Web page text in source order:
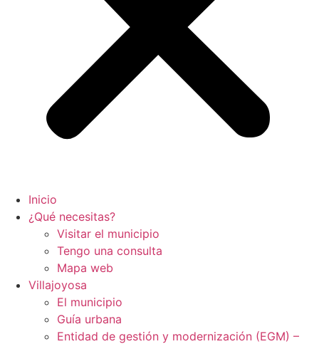
Inicio
¿Qué necesitas?
Visitar el municipio
Tengo una consulta
Mapa web
Villajoyosa
El municipio
Guía urbana
Entidad de gestión y modernización (EGM) –